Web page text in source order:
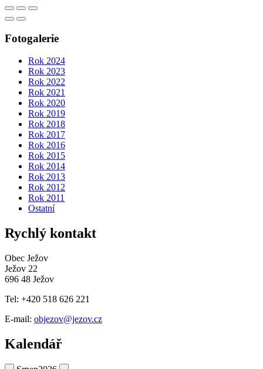
Fotogalerie
Rok 2024
Rok 2023
Rok 2022
Rok 2021
Rok 2020
Rok 2019
Rok 2018
Rok 2017
Rok 2016
Rok 2015
Rok 2014
Rok 2013
Rok 2012
Rok 2011
Ostatní
Rychlý kontakt
Obec Ježov
Ježov 22
696 48 Ježov
Tel: +420 518 626 221
E-mail: objezov@jezov.cz
Kalendář